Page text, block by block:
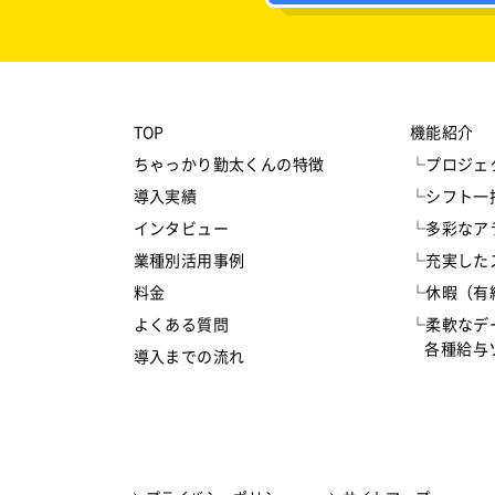
TOP
ちゃっかり勤太くんの特徴
導入実績
インタビュー
業種別活用事例
料金
よくある質問
導入までの流れ
機能紹介
└プロジェ
└シフト一
└多彩なア
└充実した
└休暇（有
└柔軟なデ
各種給与